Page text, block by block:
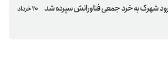
شهرک به خرد جمعی فناورانش سپرده شد
۲۰ خرداد